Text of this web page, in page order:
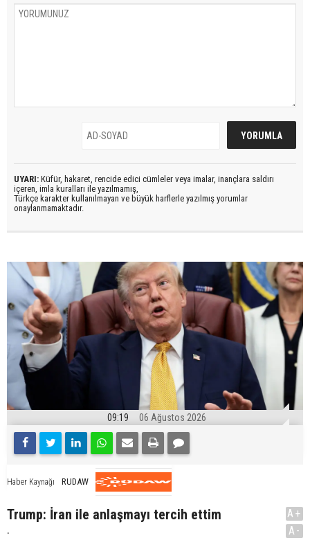
UYARI: Küfür, hakaret, rencide edici cümleler veya imalar, inançlara saldırı
içeren, imla kuralları ile yazılmamış,
Türkçe karakter kullanılmayan ve büyük harflerle yazılmış yorumlar
onaylanmamaktadır.
09:19 06 Ağustos 2026
Haber Kaynağı RUDAW
Trump: İran ile anlaşmayı tercih ettim
.
A+
A-